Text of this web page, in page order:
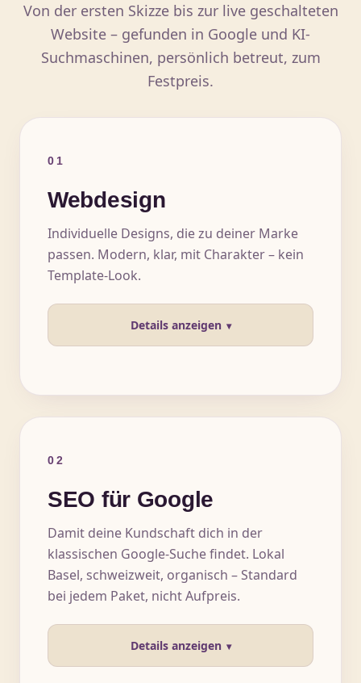
Von der ersten Skizze bis zur live geschalteten
Website – gefunden in Google und KI-
Suchmaschinen, persönlich betreut, zum
Festpreis.
01
Webdesign
Individuelle Designs, die zu deiner Marke
passen. Modern, klar, mit Charakter – kein
Template-Look.
Details anzeigen
02
SEO für Google
Damit deine Kundschaft dich in der
klassischen Google-Suche findet. Lokal
Basel, schweizweit, organisch – Standard
bei jedem Paket, nicht Aufpreis.
Details anzeigen